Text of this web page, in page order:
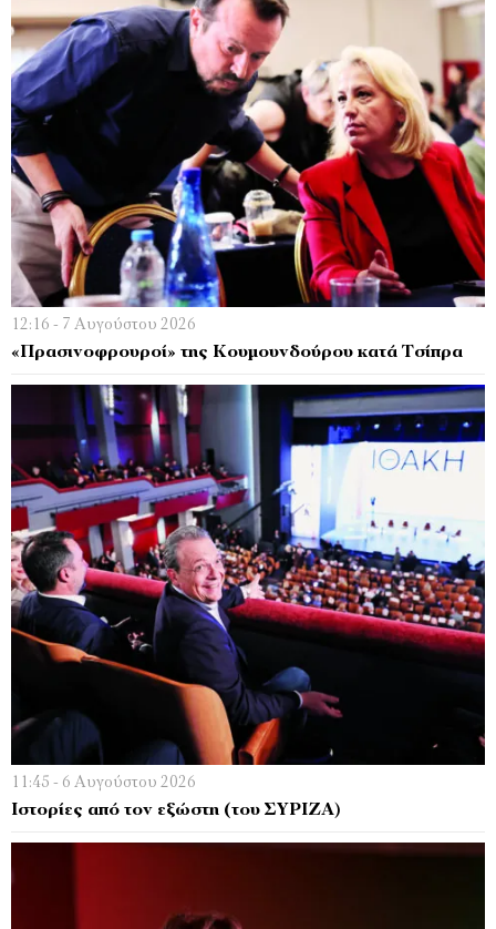
12:16 - 7 Αυγούστου 2026
«Πρασινοφρουροί» της Κουμουνδούρου κατά Τσίπρα
11:45 - 6 Αυγούστου 2026
Ιστορίες από τον εξώστη (του ΣΥΡΙΖΑ)